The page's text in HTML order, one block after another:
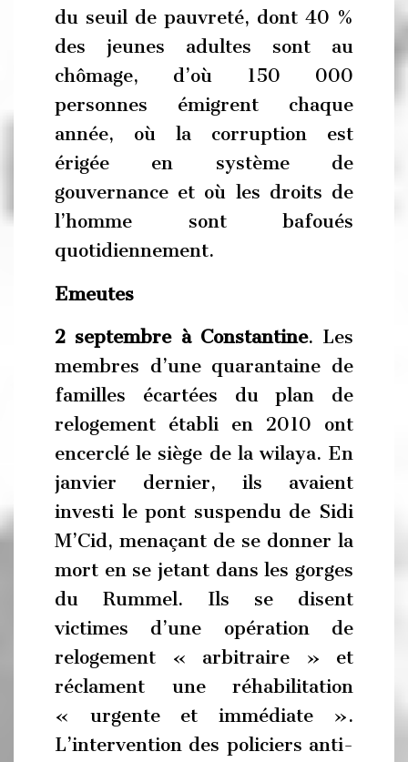
du seuil de pauvreté, dont 40 %
des jeunes adultes sont au
chômage, d’où 150 000
personnes émigrent chaque
année, où la corruption est
érigée en système de
gouvernance et où les droits de
l’homme sont bafoués
quotidiennement.
Emeutes
2 septembre à Constantine. Les
membres d’une quarantaine de
familles écartées du plan de
relogement établi en 2010 ont
encerclé le siège de la wilaya. En
janvier dernier, ils avaient
investi le pont suspendu de Sidi
M’Cid, menaçant de se donner la
mort en se jetant dans les gorges
du Rummel. Ils se disent
victimes d’une opération de
relogement « arbitraire » et
réclament une réhabilitation
« urgente et immédiate ».
L’intervention des policiers anti-